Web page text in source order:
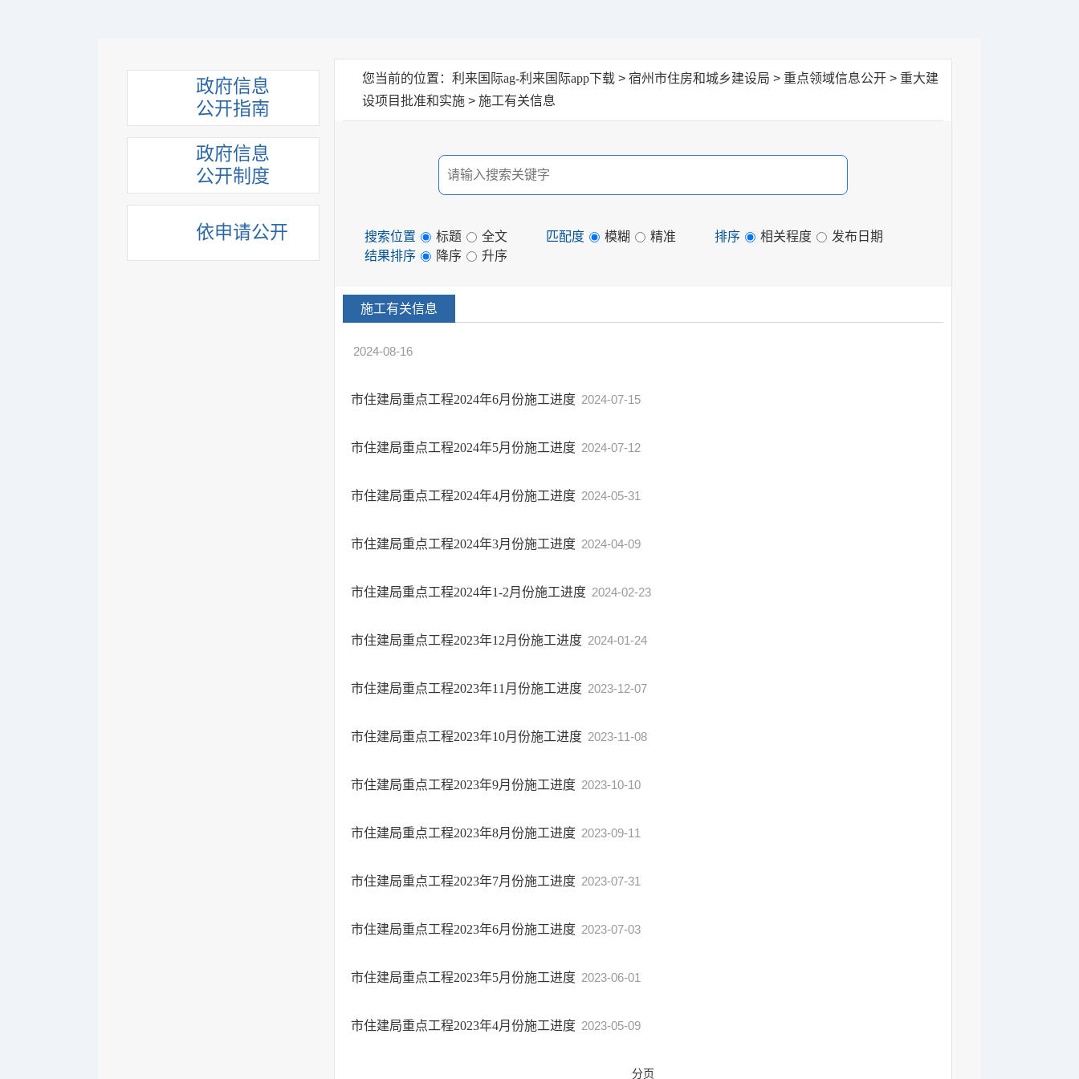
政府信息
公开指南
政府信息
公开制度
依申请公开
您当前的位置： 利来国际ag-利来国际app下载 > 宿州市住房和城乡建设局 > 重点领域信息公开 > 重大建
设项目批准和实施 > 施工有关信息
搜索位置 标题 全文 匹配度 模糊 精准 排序 相关程度
发布日期
结果排序
降序 升序
施工有关信息
2024-08-16
市住建局重点工程2024年6月份施工进度 2024-07-15
市住建局重点工程2024年5月份施工进度 2024-07-12
市住建局重点工程2024年4月份施工进度 2024-05-31
市住建局重点工程2024年3月份施工进度 2024-04-09
市住建局重点工程2024年1-2月份施工进度 2024-02-23
市住建局重点工程2023年12月份施工进度 2024-01-24
市住建局重点工程2023年11月份施工进度 2023-12-07
市住建局重点工程2023年10月份施工进度 2023-11-08
市住建局重点工程2023年9月份施工进度 2023-10-10
市住建局重点工程2023年8月份施工进度 2023-09-11
市住建局重点工程2023年7月份施工进度 2023-07-31
市住建局重点工程2023年6月份施工进度 2023-07-03
市住建局重点工程2023年5月份施工进度 2023-06-01
市住建局重点工程2023年4月份施工进度 2023-05-09
分页